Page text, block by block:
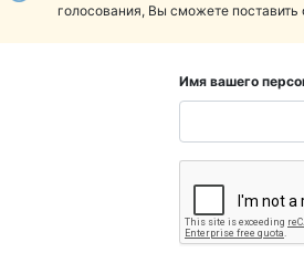
голосования, Вы сможете поставить
Имя вашего